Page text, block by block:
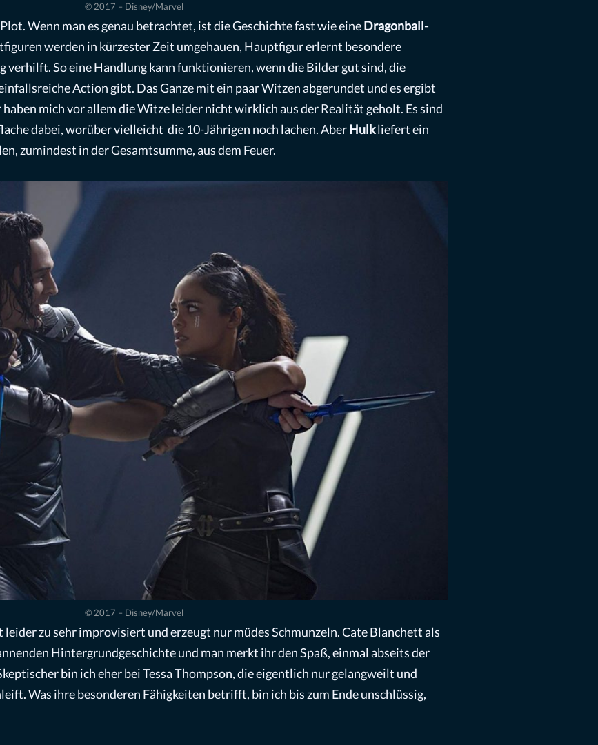
© 2017 – Disney/Marvel
Wenn man es genau betrachtet, ist die Geschichte fast wie eineDragonball-
werden in kürzester Zeit umgehauen, Hauptfigur erlernt besondere
verhilft. So eine Handlung kann funktionieren, wenn die Bilder gut sind, die
Action gibt. Das Ganze mit ein paar Witzen abgerundet und es ergibt
haben mich vor allem die Witze leider nicht wirklich aus der Realität geholt. Es sind
dabei, worüber vielleicht die 10-Jährigen noch lachen. AberHulkliefert ein
zumindest in der Gesamtsumme, aus dem Feuer.
© 2017 – Disney/Marvel
zu sehr improvisiert und erzeugt nur müdes Schmunzeln. Cate Blanchett als
Hintergrundgeschichte und man merkt ihr den Spaß, einmal abseits der
bin ich eher bei Tessa Thompson, die eigentlich nur gelangweilt und
Was ihre besonderen Fähigkeiten betrifft, bin ich bis zum Ende unschlüssig,